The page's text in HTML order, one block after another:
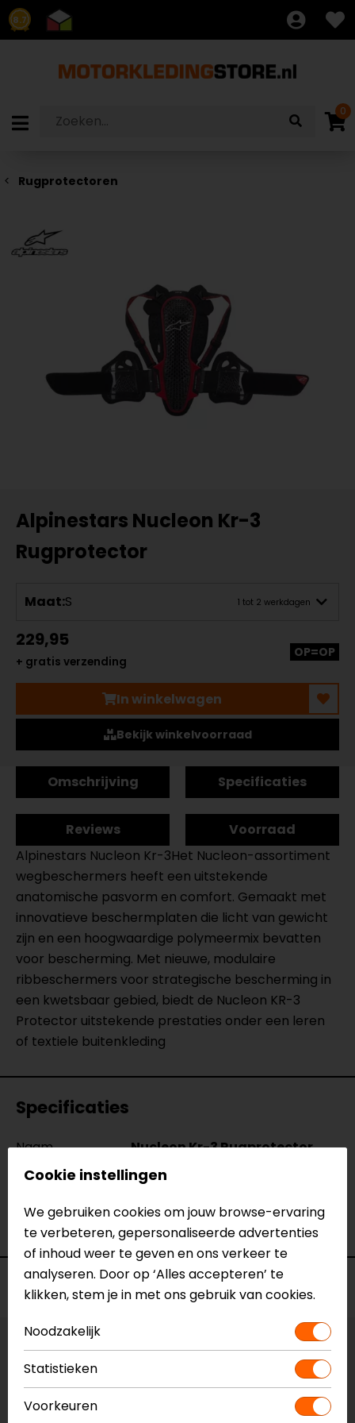
8.7
0
Rugprotectoren
Alpinestars Nucleon Kr-3
Rugprotector
Maat:S 1 tot 2 werkdagen
229,95
+ gratis verzending
OP=OP
In winkelwagen
Bekijk winkelvoorraad
Omschrijving Specificaties
Reviews
Voorraad
Alpinestars Nucleon Kr-3Het Nucleon-assortiment
wegbeschermers heeft een uitstekende
anatomische pasvorm en comfort. Gemaakt met
innovatieve beschermplaten die licht van gewicht
zijn en een hoogwaardige polymeermix bevatten
voor bescherming. Met nieuwe, modulaire
ribbeschermers voor strategische bescherming in
een kwetsbaar gebied, biedt de Nucleon KR-3
Protector uitstekende prestaties onder een leren
of textiele buitenkleding
Specificaties
Naam
Nucleon Kr-3 Rugprotector
Model
6504718
Alpinestars
Kleur
Zwart-Rood
Protectieniveau
Level 2
Voorraad
Maat:S
Vestiging Apeldoorn
Beperkte voorraad
Cookie instellingen
We gebruiken cookies om jouw browse-ervaring
te verbeteren, gepersonaliseerde advertenties
of inhoud weer te geven en ons verkeer te
analyseren. Door op ‘Alles accepteren’ te
klikken, stem je in met ons gebruik van cookies.
Noodzakelijk
Statistieken
Voorkeuren